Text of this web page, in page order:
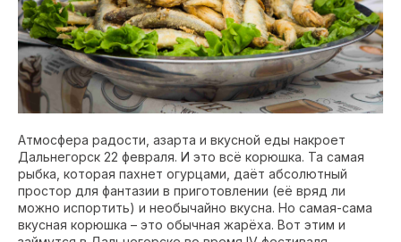
Атмосфера радости, азарта и вкусной еды накроет
Дальнегорск 22 февраля. И это всё корюшка. Та самая
рыбка, которая пахнет огурцами, даёт абсолютный
простор для фантазии в приготовлении (её вряд ли
можно испортить) и необычайно вкусна. Но самая-сама
вкусная корюшка – это обычная жарёха. Вот этим и